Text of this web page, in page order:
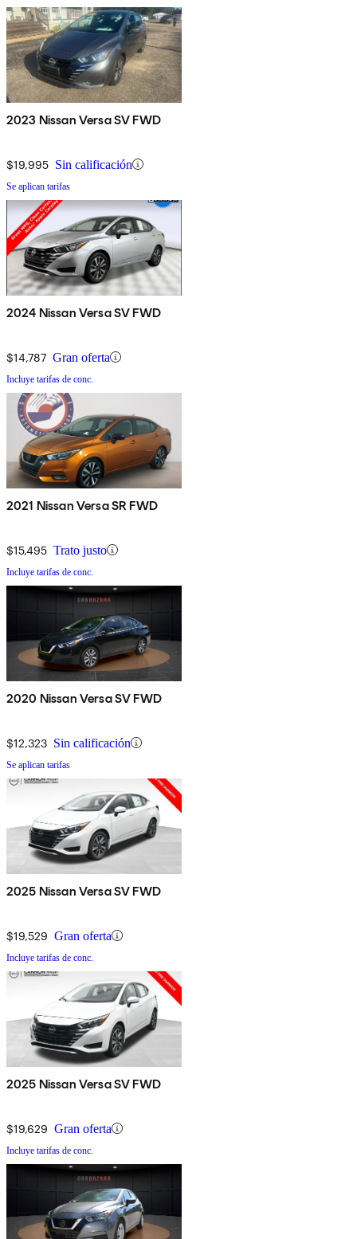
2023 Nissan Versa SV FWD
$19,995 Sin calificación
Se aplican tarifas
2024 Nissan Versa SV FWD
$14,787 Gran oferta
Incluye tarifas de conc.
2021 Nissan Versa SR FWD
$15,495 Trato justo
Incluye tarifas de conc.
2020 Nissan Versa SV FWD
$12,323 Sin calificación
Se aplican tarifas
2025 Nissan Versa SV FWD
$19,529 Gran oferta
Incluye tarifas de conc.
2025 Nissan Versa SV FWD
$19,629 Gran oferta
Incluye tarifas de conc.